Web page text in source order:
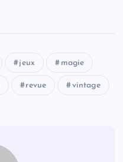
jeux magie
revue vintage